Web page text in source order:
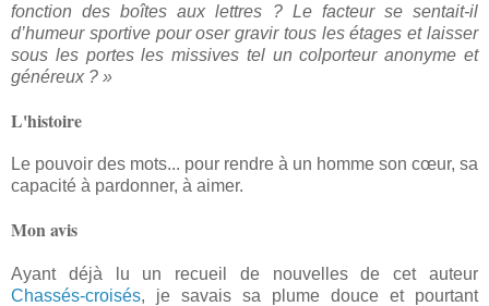
fonction des boîtes aux lettres ? Le facteur se sentait-il
d’humeur sportive pour oser gravir tous les étages et laisser
sous les portes les missives tel un colporteur anonyme et
généreux ? »
L'histoire
Le pouvoir des mots... pour rendre à un homme son cœur, sa
capacité à pardonner, à aimer.
Mon avis
Ayant déjà lu un recueil de nouvelles de cet auteur
Chassés-croisés, je savais sa plume douce et pourtant